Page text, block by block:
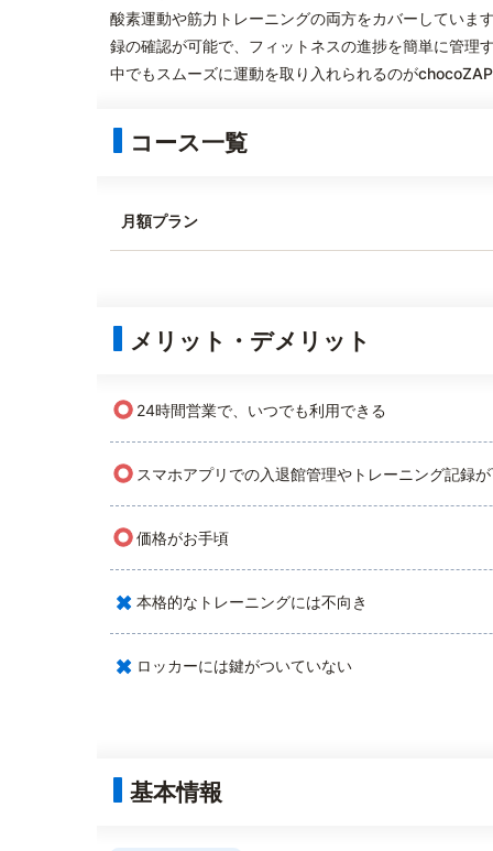
酸素運動や筋力トレーニングの両方をカバーしていま
録の確認が可能で、フィットネスの進捗を簡単に管理
中でもスムーズに運動を取り入れられるのが
コース一覧
月額プラン
メリット・デメリット
○ 24時間営業で、いつでも利用できる
○ スマホアプリでの入退館管理やトレーニング記録
○価格がお手頃
× 本格的なトレーニングには不向き
× ロッカーには鍵がついていない
基本情報